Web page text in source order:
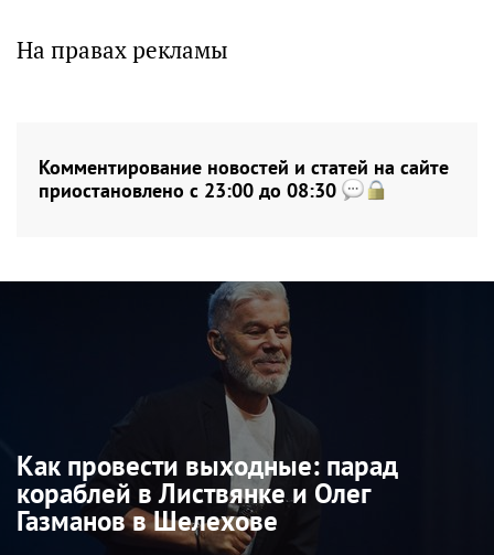
На правах рекламы
Комментирование новостей и статей на сайте
приостановлено с 23:00 до 08:30
Как провести выходные: парад
кораблей в Листвянке и Олег
Газманов в Шелехове